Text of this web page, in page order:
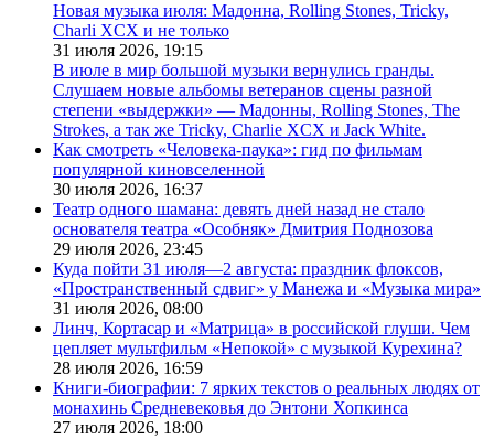
Новая музыка июля: Мадонна, Rolling Stones, Tricky,
Charli XCX и не только
31 июля 2026, 19:15
В июле в мир большой музыки вернулись гранды.
Слушаем новые альбомы ветеранов сцены разной
степени «выдержки» — Мадонны, Rolling Stones, The
Strokes, а так же Tricky, Charlie XCX и Jack White.
Как смотреть «Человека-паука»: гид по фильмам
популярной киновселенной
30 июля 2026, 16:37
Театр одного шамана: девять дней назад не стало
основателя театра «Особняк» Дмитрия Поднозова
29 июля 2026, 23:45
Куда пойти 31 июля—2 августа: праздник флоксов,
«Пространственный сдвиг» у Манежа и «Музыка мира»
31 июля 2026, 08:00
Линч, Кортасар и «Матрица» в российской глуши. Чем
цепляет мультфильм «Непокой» с музыкой Курехина?
28 июля 2026, 16:59
Книги-биографии: 7 ярких текстов о реальных людях от
монахинь Средневековья до Энтони Хопкинса
27 июля 2026, 18:00